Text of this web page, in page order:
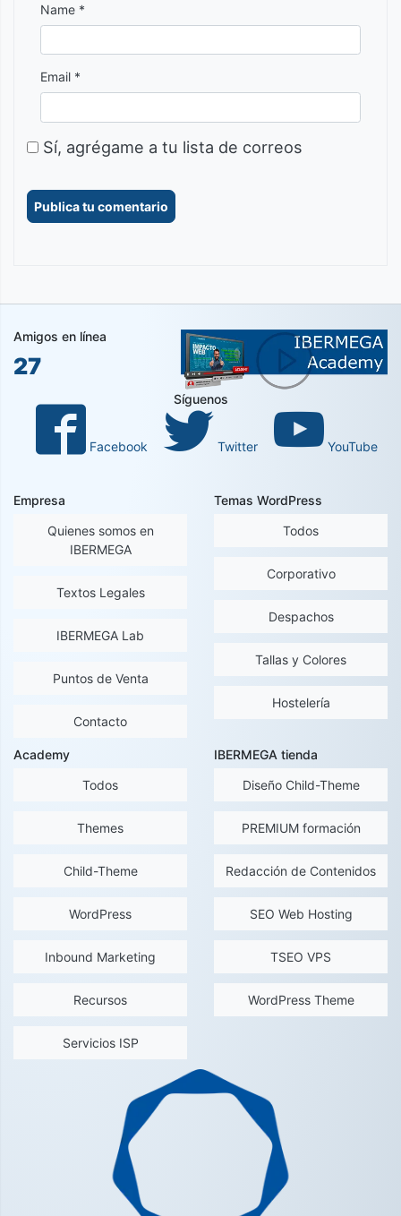
Name *
Email *
Sí, agrégame a tu lista de correos
Amigos en línea
27
Síguenos
Facebook Twitter YouTube
Empresa
Quienes somos en
IBERMEGA
Textos Legales
IBERMEGA Lab
Puntos de Venta
Contacto
Temas WordPress
Todos
Corporativo
Despachos
Tallas y Colores
Hostelería
Academy
Todos
Themes
Child-Theme
WordPress
Inbound Marketing
Recursos
Servicios ISP
IBERMEGA tienda
Diseño Child-Theme
PREMIUM formación
Redacción de Contenidos
SEO Web Hosting
TSEO VPS
WordPress Theme